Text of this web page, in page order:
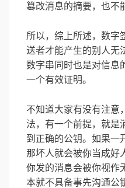
篡改消息的摘要，也不
所以，综上所述，数字
送者才能产生的别人无
数字串同时也是对信息
一个有效证明。
不知道大家有没有注意
法，有一个前提，就是
到正确的公钥。如果一
那坏人就会被你当成好
你发的消息会被你视作
本就不具备事先沟通公